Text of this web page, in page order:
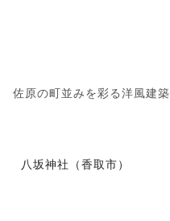
佐原の町並みを彩る洋風建築
八坂神社（香取市）